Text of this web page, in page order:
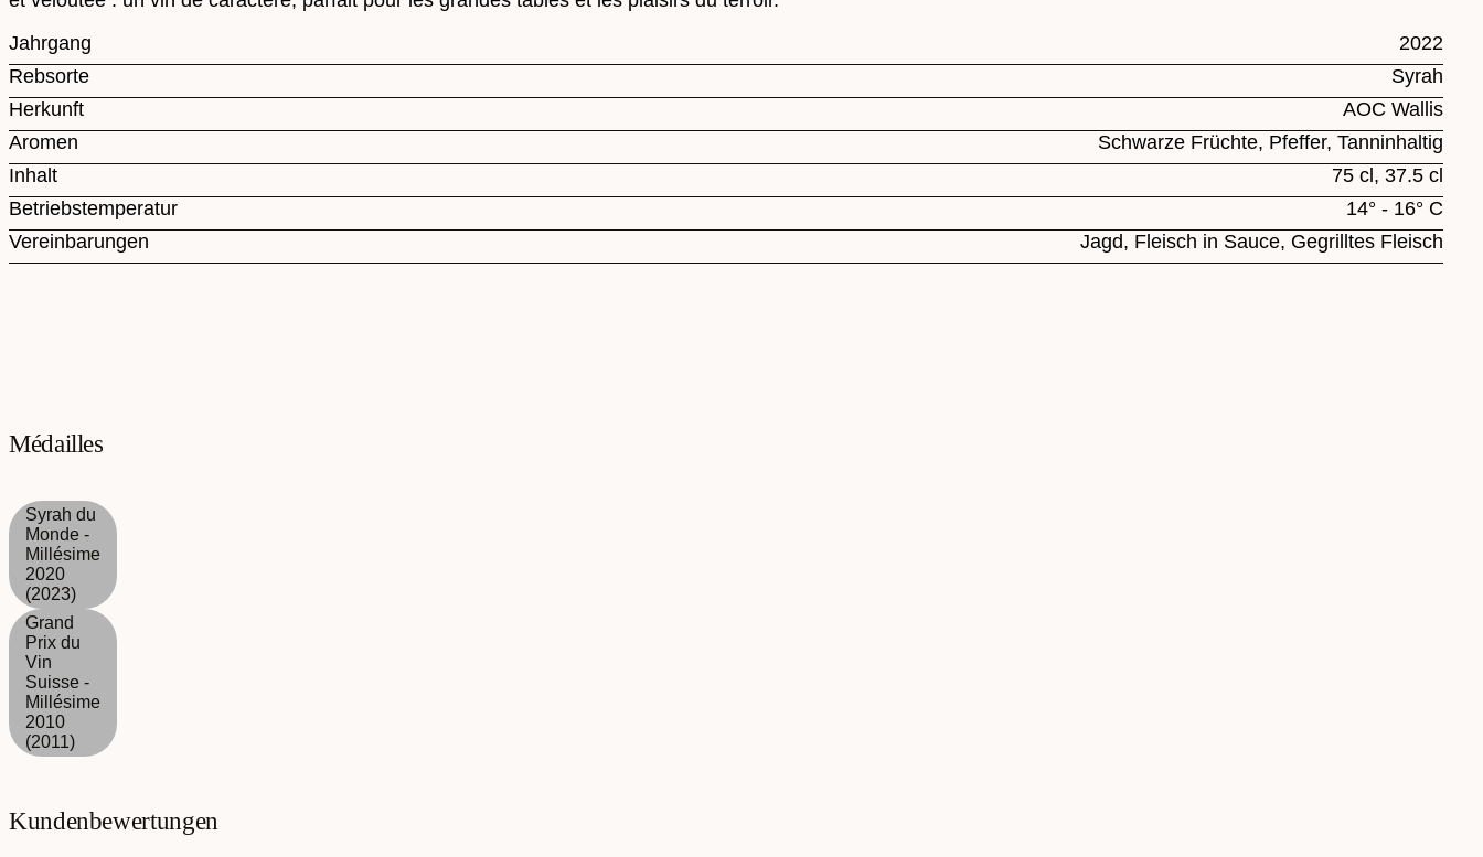
Jahrgang
2022
Rebsorte
Syrah
Herkunft
AOC Wallis
Aromen
Schwarze Früchte, Pfeffer, Tanninhaltig
Inhalt
75 cl, 37.5 cl
Betriebstemperatur
14° - 16° C
Vereinbarungen
Jagd, Fleisch in Sauce, Gegrilltes Fleisch
Médailles
Syrah du
Monde -
Millésime
2020
(2023)
Grand
Prix du
Vin
Suisse -
Millésime
2010
(2011)
Kundenbewertungen